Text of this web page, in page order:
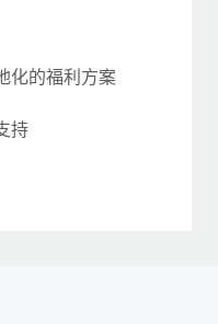
化的福利方案
持